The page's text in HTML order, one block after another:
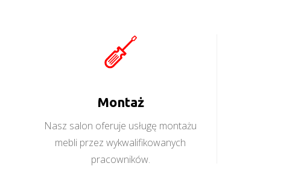
Montaż
Nasz salon oferuje usługę montażu
mebli przez wykwalifikowanych
pracowników.